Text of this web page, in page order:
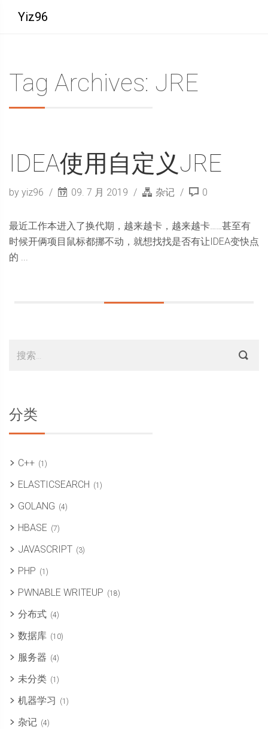
Yiz96
Tag Archives: JRE
IDEA使用自定义JRE
by yiz96 09. 7 月 2019 杂记 0
最近工作本进入了换代期，越来越卡，越来越卡……甚至有
时候开俩项目鼠标都挪不动，就想找找是否有让IDEA变快点
的 ...
Sidebar
索：
分类
C++ (1)
ELASTICSEARCH (1)
GOLANG (4)
HBASE (7)
JAVASCRIPT (3)
PHP (1)
PWNABLE WRITEUP (18)
分布式 (4)
数据库 (10)
服务器 (4)
未分类 (1)
机器学习 (1)
杂记 (4)